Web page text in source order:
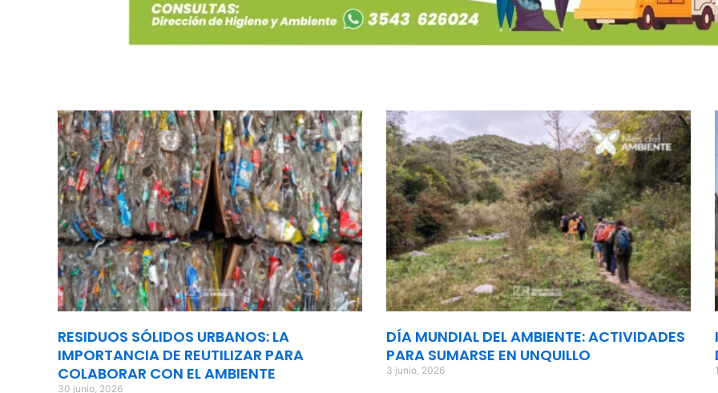
RESIDUOS SÓLIDOS URBANOS: LA
IMPORTANCIA DE REUTILIZAR PARA
COLABORAR CON EL AMBIENTE
30 junio, 2026
DÍA MUNDIAL DEL AMBIENTE: ACTIVIDADES
PARA SUMARSE EN UNQUILLO
3 junio, 2026